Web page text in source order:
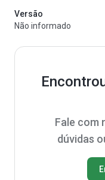
Versão
Não informado
Fale com
dúvidas